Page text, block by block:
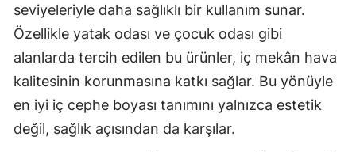
seviyeleriyle daha sağlıklı bir kullanım sunar.
Özellikle yatak odası ve çocuk odası gibi
alanlarda tercih edilen bu ürünler, iç mekân hava
kalitesinin korunmasına katkı sağlar. Bu yönüyle
en iyi iç cephe boyası tanımını yalnızca estetik
değil, sağlık açısından da karşılar.